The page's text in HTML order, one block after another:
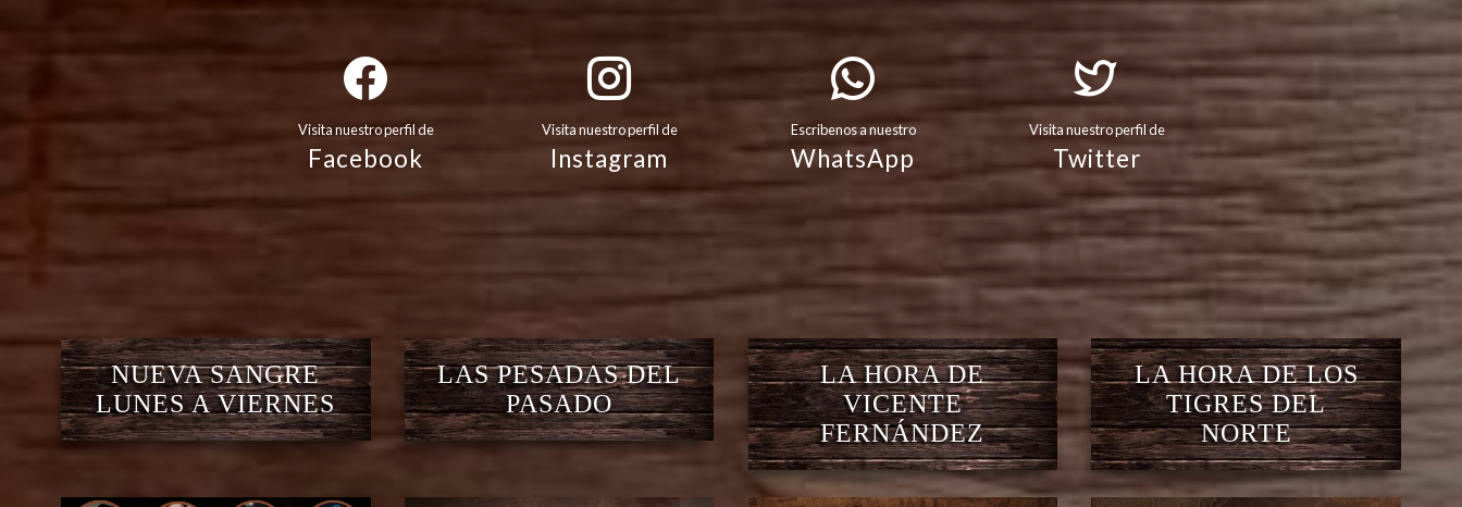
Visita nuestro perfil de
Facebook
Visita nuestro perfil de
Instagram
Escribenos a nuestro
WhatsApp
Visita nuestro perfil de
Twitter
NUEVA SANGRE
LUNES A VIERNES
LAS PESADAS DEL
PASADO
LA HORA DE
VICENTE
FERNÁNDEZ
LA HORA DE LOS
TIGRES DEL
NORTE